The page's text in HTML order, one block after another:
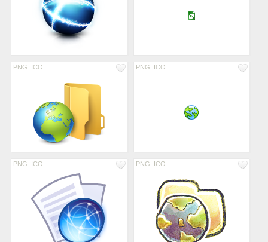
PNG ICO PNG ICO
PNG ICO PNG ICO